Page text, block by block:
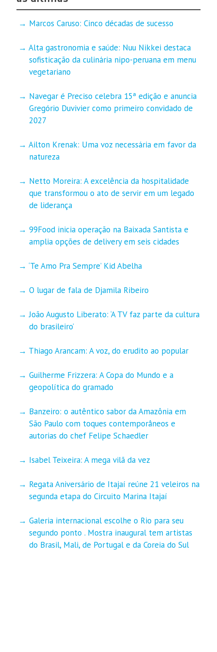
Marcos Caruso: Cinco décadas de sucesso
Alta gastronomia e saúde: Nuu Nikkei destaca
sofisticação da culinária nipo-peruana em menu
vegetariano
Navegar é Preciso celebra 15ª edição e anuncia
Gregório Duvivier como primeiro convidado de
2027
Ailton Krenak: Uma voz necessária em favor da
natureza
Netto Moreira: A excelência da hospitalidade
que transformou o ato de servir em um legado
de liderança
99Food inicia operação na Baixada Santista e
amplia opções de delivery em seis cidades
‘Te Amo Pra Sempre’ Kid Abelha
O lugar de fala de Djamila Ribeiro
João Augusto Liberato: ‘A TV faz parte da cultura
do brasileiro’
Thiago Arancam: A voz, do erudito ao popular
Guilherme Frizzera: A Copa do Mundo e a
geopolítica do gramado
Banzeiro: o autêntico sabor da Amazônia em
São Paulo com toques contemporâneos e
autorias do chef Felipe Schaedler
Isabel Teixeira: A mega vilã da vez
Regata Aniversário de Itajaí reúne 21 veleiros na
segunda etapa do Circuito Marina Itajaí
Galeria internacional escolhe o Rio para seu
segundo ponto . Mostra inaugural tem artistas
do Brasil, Mali, de Portugal e da Coreia do Sul